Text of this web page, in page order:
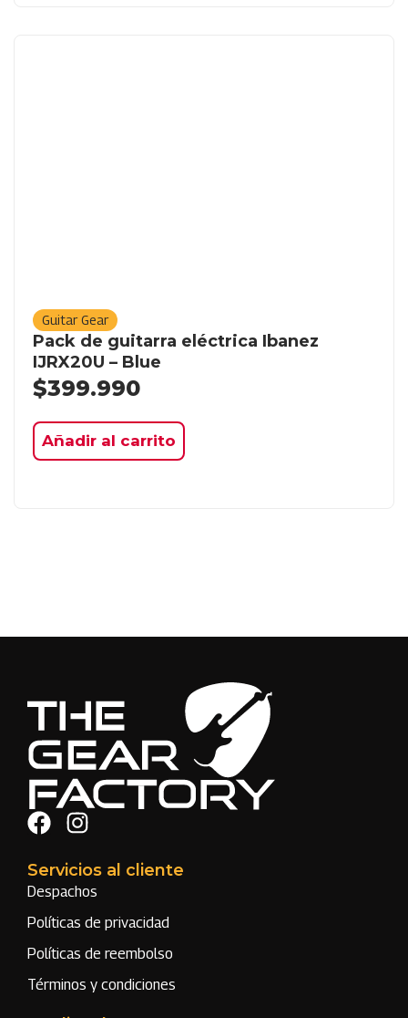
Guitar Gear
Pack de guitarra eléctrica Ibanez
IJRX20U – Blue
$399.990
Añadir al carrito
Servicios al cliente
Despachos
Políticas de privacidad
Políticas de reembolso
Términos y condiciones